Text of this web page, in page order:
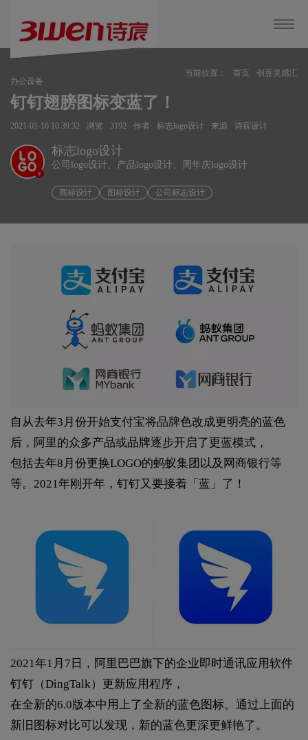
当前位置： 首页
创意灵感汇
办公设备
钉钉翅膀图标变蓝了！
2021-01-16 10:39:32 浏览 3192 作者 标志logo设计 来源 诗宸设计
v
标志logo设计
公司logo设计、产品logo设计、周年庆logo设计
商标设计 图标设计 公司标志设计
自从去年3月份开始支付宝将品牌色改成更明亮的蓝色
后，阿里的众多产品或品牌逐步开启了更蓝模式，
包括去年8月份更换LOGO的蚂蚁集团以及网商银行等
等。2021年刚开年，钉钉又要接着「蓝」了！
2021年1月7日，阿里巴巴旗下的企业即时通讯应用软件
钉钉（DingTalk）更新应用程序，
在全新的6.0版本中用上了全新的蓝色图标。通过上面的
新旧图标对比可以发现，新的蓝色更深更鲜艳了。